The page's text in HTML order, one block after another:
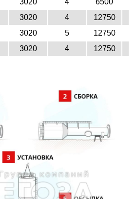
3020 4 12750
3020 5 12750
3020 4 12750